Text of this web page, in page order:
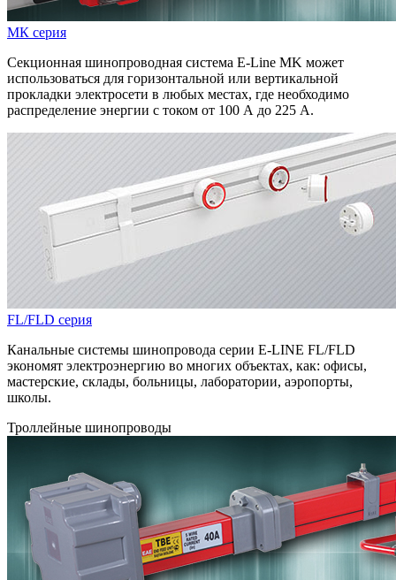
МК серия
Секционная шинопроводная система E-Line МK может
использоваться для горизонтальной или вертикальной
прокладки электросети в любых местах, где необходимо
распределение энергии с током от 100 А до 225 А.
FL/FLD серия
Канальные системы шинопровода серии E-LINE FL/FLD
экономят электроэнергию во многих объектах, как: офисы,
мастерские, склады, больницы, лаборатории, аэропорты,
школы.
Троллейные шинопроводы